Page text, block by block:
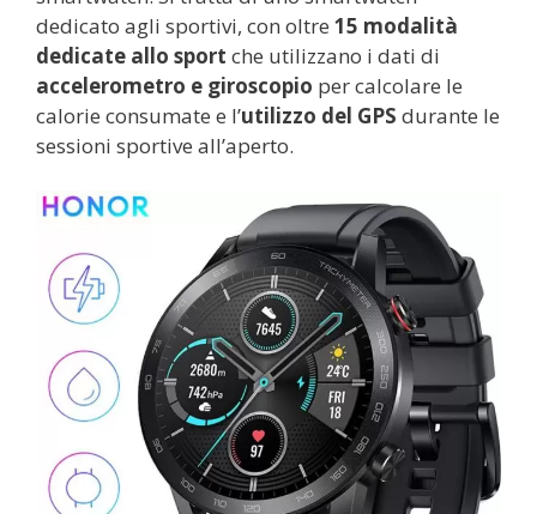
dedicato agli sportivi, con oltre 15 modalità
dedicate allo sport che utilizzano i dati di
accelerometro e giroscopio per calcolare le
calorie consumate e l’utilizzo del GPS durante le
sessioni sportive all’aperto.